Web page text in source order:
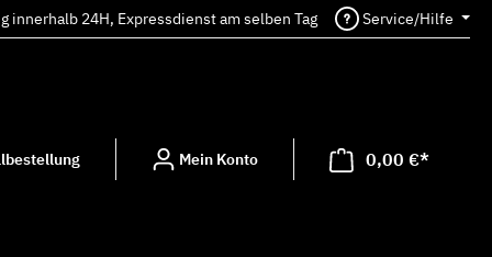
innerhalb 24H, Expressdienst am selben Tag Service/Hilfe
Mein Konto 0,00 €*